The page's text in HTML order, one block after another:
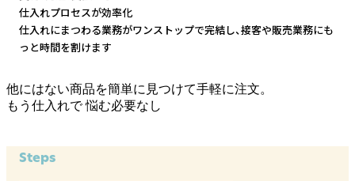
仕入れプロセスが効率化
仕入れにまつわる業務がワンストップで完結し、接客や販売業務にも
っと時間を割けます
他にはない商品を簡単に見つけて手軽に注文。
もう仕入れで悩む必要なし
Steps